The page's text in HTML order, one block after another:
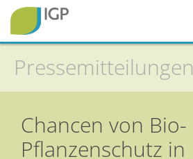
Startseite
Gesunde Pflanzen
Pressemitteilungen
Chancen von Bio-
Pflanzenschutz in